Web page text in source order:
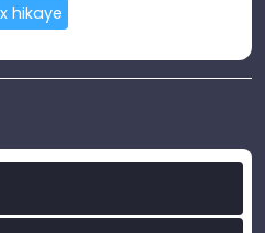
hikaye